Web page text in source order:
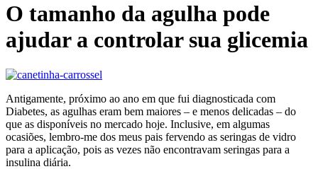
O tamanho da agulha pode
ajudar a controlar sua glicemia
Antigamente, próximo ao ano em que fui diagnosticada com
Diabetes, as agulhas eram bem maiores – e menos delicadas – do
que as disponíveis no mercado hoje. Inclusive, em algumas
ocasiões, lembro-me dos meus pais fervendo as seringas de vidro
para a aplicação, pois as vezes não encontravam seringas para a
insulina diária.